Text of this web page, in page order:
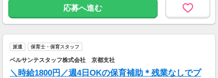
応募へ進む
派遣 保育士・保育スタッフ
ベルサンテスタッフ株式会社 京都支社
＼時給1800円／週4日OKの保育補助＊残業なしでプ